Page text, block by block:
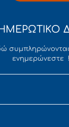
ενημερώνεστε !